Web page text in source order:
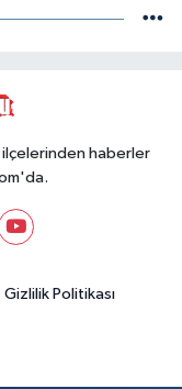
ilçelerinden haberler
Gizlilik Politikası